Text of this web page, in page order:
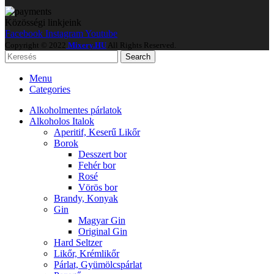
Közösségi linkjeink
Facebook InstagramYoutube
Copyright © 2022 Mixery.HU All Rights Reserved.
Search
Menu
Categories
Alkoholmentes párlatok
Alkoholos Italok
Aperitif, Keserű Likőr
Borok
Desszert bor
Fehér bor
Rosé
Vörös bor
Brandy, Konyak
Gin
Magyar Gin
Original Gin
Hard Seltzer
Likőr, Krémlikőr
Párlat, Gyümölcspárlat